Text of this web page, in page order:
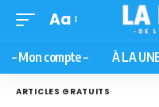
Aa
– Mon compte – À LA
ARTICLES GRATUITS